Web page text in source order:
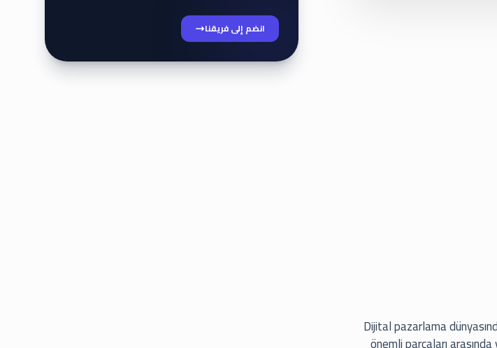
Dijital pazarlama
انضم إلى فريقنا